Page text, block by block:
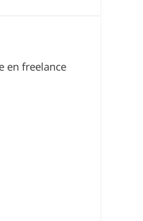
en freelance